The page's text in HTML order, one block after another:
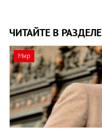
ЧИТАЙТЕ В РАЗДЕЛЕ
Мир